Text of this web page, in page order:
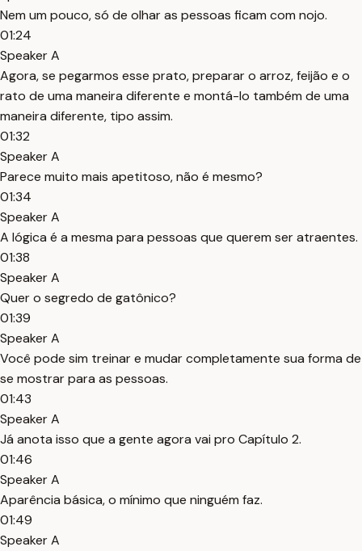
Nem um pouco, só de olhar as pessoas ficam com nojo.
01:24
Speaker A
Agora, se pegarmos esse prato, preparar o arroz, feijão e o
rato de uma maneira diferente e montá-lo também de uma
maneira diferente, tipo assim.
01:32
Speaker A
Parece muito mais apetitoso, não é mesmo?
01:34
Speaker A
A lógica é a mesma para pessoas que querem ser atraentes.
01:38
Speaker A
Quer o segredo de gatônico?
01:39
Speaker A
Você pode sim treinar e mudar completamente sua forma de
se mostrar para as pessoas.
01:43
Speaker A
Já anota isso que a gente agora vai pro Capítulo 2.
01:46
Speaker A
Aparência básica, o mínimo que ninguém faz.
01:49
Speaker A